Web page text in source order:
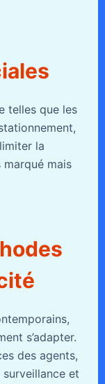
telles que les
la
marqué mais
s’adapter.
des agents,
surveillance et